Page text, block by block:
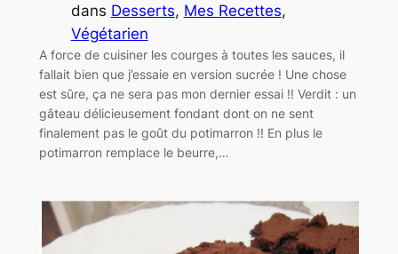
dans Desserts, Mes Recettes
Végétarien
A force de cuisiner les courges à toutes les sauces, il
fallait bien que j’essaie en version sucrée ! Une chose
est sûre, ça ne sera pas mon dernier essai !! Verdit : un
gâteau délicieusement fondant dont on ne sent
finalement pas le goût du potimarron !! En plus le
potimarron remplace le beurre,…